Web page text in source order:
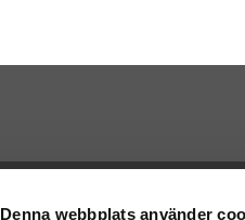
Denna webbplats använder